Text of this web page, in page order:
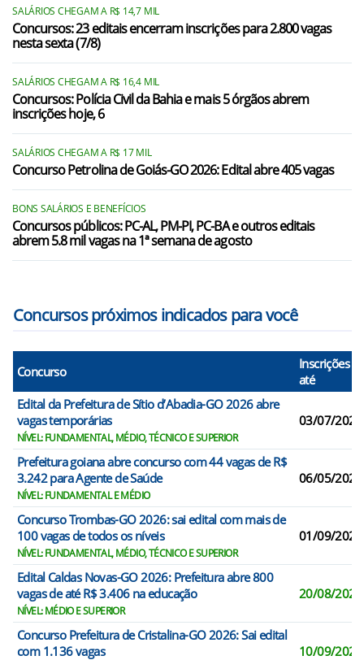
SALÁRIOS CHEGAM A R$ 14,7 MIL
Concursos: 23 editais encerram inscrições para 2.800 vagas
nesta sexta (7/8)
SALÁRIOS CHEGAM A R$ 16,4 MIL
Concursos: Polícia Civil da Bahia e mais 5 órgãos abrem
inscrições hoje, 6
SALÁRIOS CHEGAM A R$ 17 MIL
Concurso Petrolina de Goiás-GO 2026: Edital abre 405 vagas
BONS SALÁRIOS E BENEFÍCIOS
Concursos públicos: PC-AL, PM-PI, PC-BA e outros editais
abrem 5.8 mil vagas na 1ª semana de agosto
Concursos próximos indicados para você
Concurso
Inscrições
até
Edital da Prefeitura de Sítio d’Abadia-GO 2026 abre
vagas temporárias
NÍVEL: FUNDAMENTAL, MÉDIO, TÉCNICO E SUPERIOR
03/07/2026
Prefeitura goiana abre concurso com 44 vagas de R$
3.242 para Agente de Saúde
NÍVEL: FUNDAMENTAL E MÉDIO
06/05/2026
Concurso Trombas-GO 2026: sai edital com mais de
100 vagas de todos os níveis
NÍVEL: FUNDAMENTAL, MÉDIO, TÉCNICO E SUPERIOR
01/09/2026
Edital Caldas Novas-GO 2026: Prefeitura abre 800
vagas de até R$ 3.406 na educação
NÍVEL: MÉDIO E SUPERIOR
20/08/2026
Concurso Prefeitura de Cristalina-GO 2026: Sai edital
com 1.136 vagas
10/09/2026